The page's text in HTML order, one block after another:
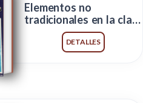
Elementos no
tradicionales en la clase
de Educación Física
DETALLES